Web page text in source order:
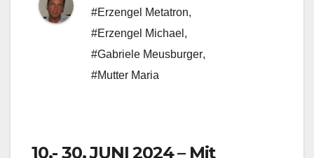
#Erzengel Metatron,
#Erzengel Michael ,
#Gabriele Meusburger,
#Mutter Maria
10.- 30. JUNI 2024 – Mit